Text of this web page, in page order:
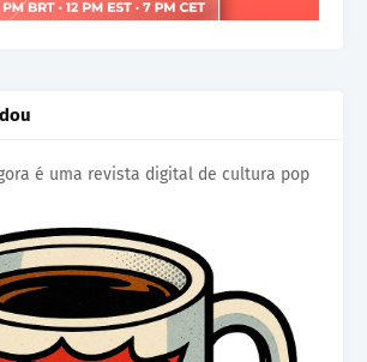
é uma revista digital de cultura pop